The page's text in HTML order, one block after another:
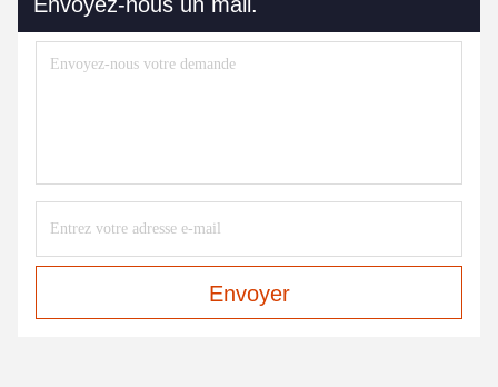
Envoyer